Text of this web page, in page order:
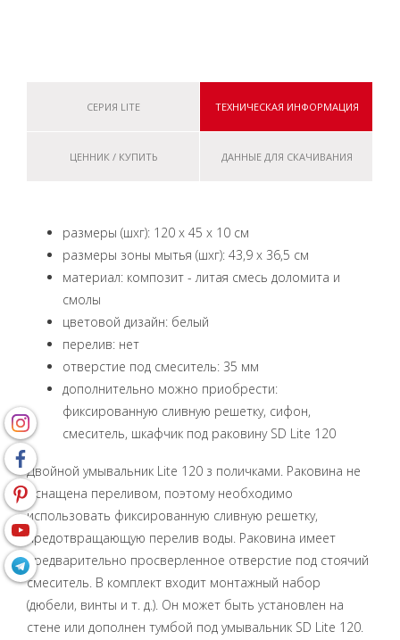
СЕРИЯ LITE ТЕХНИЧЕСКАЯ ИНФОРМАЦИЯ
ЦЕННИК / КУПИТЬ ДАННЫЕ ДЛЯ СКАЧИВАНИЯ
размеры (шxг): 120 x 45 x 10 см
размеры зоны мытья (шxг): 43,9 x 36,5 см
материал: композит - литая смесь доломита и
смолы
цветовой дизайн: белый
перелив: нет
oтверстие под смеситель: 35 мм
дополнительно можно приобрести:
фиксированную сливную решетку, сифон,
смеситель, шкафчик под раковину SD Lite 120
Двойной умывальник Lite 120 з поличками. Раковина не
оснащена переливом, поэтому необходимо
использовать фиксированную сливную решетку,
предотвращающую перелив воды. Раковина имеет
предварительно просверленное отверстие под стоячий
смеситель. В комплект входит монтажный набор
(дюбели, винты и т. д.). Он может быть установлен на
стене или дополнен тумбой под умывальник SD Lite 120.